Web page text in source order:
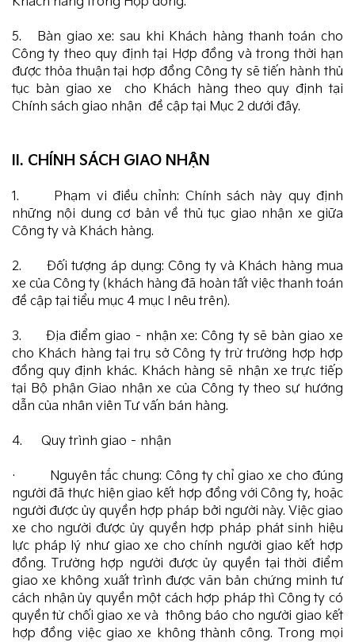
5. Bàn giao xe: sau khi Khách hàng thanh toán cho
Công ty theo quy định tại Hợp đồng và trong thời hạn
được thỏa thuận tại hợp đồng Công ty sẽ tiến hành thủ
tục bàn giao xe cho Khách hàng theo quy định tại
Chính sách giao nhận đề cập tại Mục 2 dưới đây.
II. CHÍNH SÁCH GIAO NHẬN
1. Phạm vi điều chỉnh: Chính sách này quy định
những nội dung cơ bản về thủ tục giao nhận xe giữa
Công ty và Khách hàng.
2. Đối tượng áp dụng: Công ty và Khách hàng mua
xe của Công ty (khách hàng đã hoàn tất việc thanh toán
đề cập tại tiểu mục 4 mục I nêu trên).
3. Địa điểm giao – nhận xe: Công ty sẽ bàn giao xe
cho Khách hàng tại trụ sở Công ty trừ trường hợp hợp
đồng quy định khác. Khách hàng sẽ nhận xe trực tiếp
tại Bộ phận Giao nhận xe của Công ty theo sự hướng
dẫn của nhân viên Tư vấn bán hàng.
4. Quy trình giao – nhận
· Nguyên tắc chung: Công ty chỉ giao xe cho đúng
người đã thực hiện giao kết hợp đồng với Công ty, hoặc
người được ủy quyền hợp pháp bởi người này. Việc giao
xe cho người được ủy quyền hợp pháp phát sinh hiệu
lực pháp lý như giao xe cho chính người giao kết hợp
đồng. Trường hợp người được ủy quyền tại thời điểm
giao xe không xuất trình được văn bản chứng minh tư
cách nhận ủy quyền một cách hợp pháp thì Công ty có
quyền từ chối giao xe và thông báo cho người giao kết
hợp đồng việc giao xe không thành công. Trong mọi